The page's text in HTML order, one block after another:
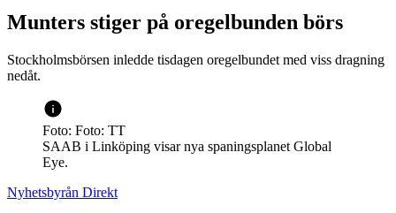
Munters stiger på oregelbunden börs
Stockholmsbörsen inledde tisdagen oregelbundet med viss dragning
nedåt.
Foto: Foto: TT
SAAB i Linköping visar nya spaningsplanet Global
Eye.
Nyhetsbyrån Direkt